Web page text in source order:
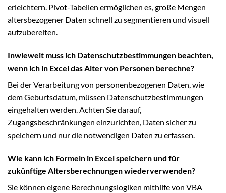
erleichtern. Pivot-Tabellen ermöglichen es, große Mengen
altersbezogener Daten schnell zu segmentieren und visuell
aufzubereiten.
Inwieweit muss ich Datenschutzbestimmungen beachten,
wenn ich in Excel das Alter von Personen berechne?
Bei der Verarbeitung von personenbezogenen Daten, wie
dem Geburtsdatum, müssen Datenschutzbestimmungen
eingehalten werden. Achten Sie darauf,
Zugangsbeschränkungen einzurichten, Daten sicher zu
speichern und nur die notwendigen Daten zu erfassen.
Wie kann ich Formeln in Excel speichern und für
zukünftige Altersberechnungen wiederverwenden?
Sie können eigene Berechnungslogiken mithilfe von VBA